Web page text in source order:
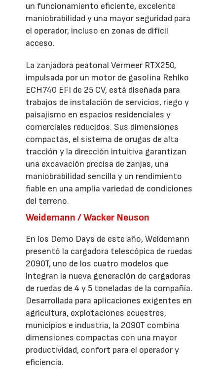
un funcionamiento eficiente, excelente
maniobrabilidad y una mayor seguridad para
el operador, incluso en zonas de difícil
acceso.
La zanjadora peatonal Vermeer RTX250,
impulsada por un motor de gasolina Rehlko
ECH740 EFI de 25 CV, está diseñada para
trabajos de instalación de servicios, riego y
paisajismo en espacios residenciales y
comerciales reducidos. Sus dimensiones
compactas, el sistema de orugas de alta
tracción y la dirección intuitiva garantizan
una excavación precisa de zanjas, una
maniobrabilidad sencilla y un rendimiento
fiable en una amplia variedad de condiciones
del terreno.
Weidemann / Wacker Neuson
En los Demo Days de este año, Weidemann
presentó la cargadora telescópica de ruedas
2090T, uno de los cuatro modelos que
integran la nueva generación de cargadoras
de ruedas de 4 y 5 toneladas de la compañía.
Desarrollada para aplicaciones exigentes en
agricultura, explotaciones ecuestres,
municipios e industria, la 2090T combina
dimensiones compactas con una mayor
productividad, confort para el operador y
eficiencia.